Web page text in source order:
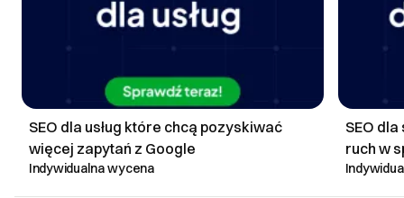
SEO dla usług które chcą pozyskiwać
więcej zapytań z Google
Indywidualna wycena
SEO
ruch w